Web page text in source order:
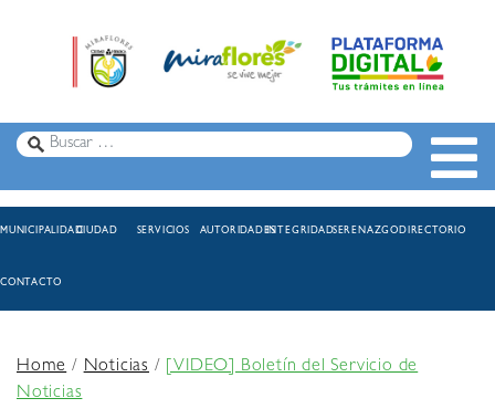
MUNICIPALIDADCIUDAD SERVICIOS AUTORIDADESINTEGRIDADSERENAZGODIRECTORIO
CONTACTO
Home/Noticias /
[VIDEO] Boletín del Servicio de
Noticias